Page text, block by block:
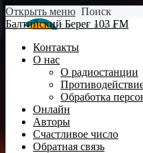
Открыть меню Поиск
Балтийский Берег 103 FM
Контакты
О нас
О радиостанции
Обработка
Онлайн
Авторы
Счастливое число
Обратная связь